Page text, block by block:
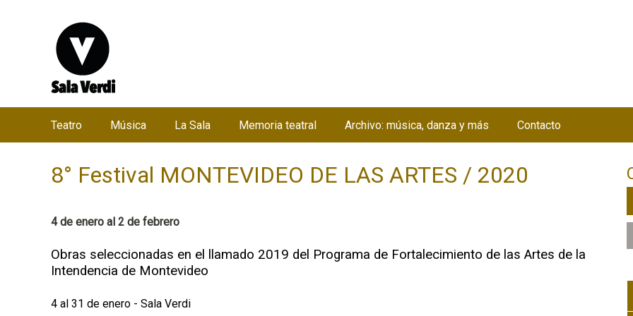
8° Festival MONTEVIDEO DE LAS ARTES / 2020
4 de enero al 2 de febrero
Obras seleccionadas en el llamado 2019 del Programa de Fortalecimiento de las Artes de la
Intendencia de Montevideo
4 al 31 de enero - Sala Verdi
n
p
i
n
c
Teatro Música La Sala Memoria teatral Archivo: música, danza y más Contacto